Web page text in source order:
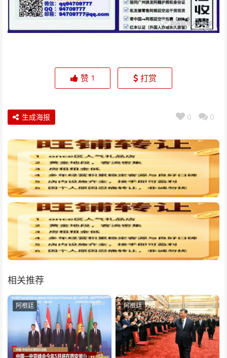
赞 1 打赏
0 0
生成海报
相关推荐
阿根廷 阿根廷